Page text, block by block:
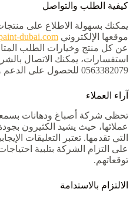
كيفية الطلب والتواصل
يمكنك بسهولة الاطلاع على
موقعها الإلكتروني dubai.com
عن كل منتج وخيارات الطلب
استفسارات، يمكنك الاتصال
0563382079 للحصول على الدعم والمساعدة اللازمة.
آراء العملاء
تحظى شركة أصباغ ودهانات
عملائها، حيث يشيد الكثيرون
التي تقدمها. تعتبر التعليقات
على التزام الشركة بتلبية
توقعاتهم.
الالتزام بالاستدامة